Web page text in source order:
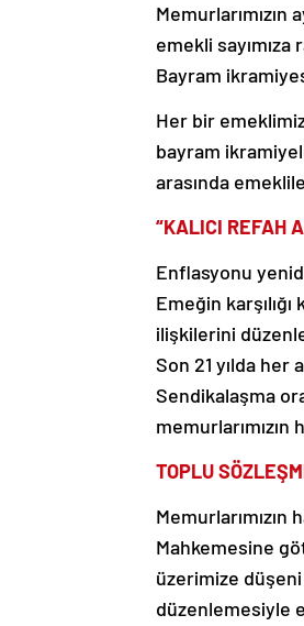
Memurlarımızın
emekli
Bayram
Her bir
bayram
arasında
“KALICI REFAH
Enflasyonu
Emeğin
ilişkilerini
Son 21 yılda
Sendikalaşma
TOPLU
Mahkemesine
üzerimize düşeni
düzenlemesiyle